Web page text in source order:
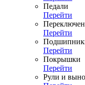
Педали
Перейти
Перейти
Перейти
Покрышки
Перейти
Рули и